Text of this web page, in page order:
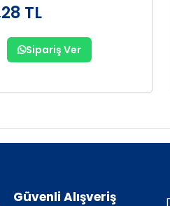
TL
Sipariş Ver
Güvenli Alışveriş